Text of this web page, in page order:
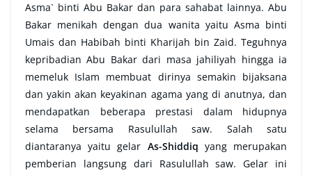
Asma` binti Abu Bakar dan para sahabat lainnya. Abu
Bakar menikah dengan dua wanita yaitu Asma binti
Umais dan Habibah binti Kharijah bin Zaid. Teguhnya
kepribadian Abu Bakar dari masa jahiliyah hingga ia
memeluk Islam membuat dirinya semakin bijaksana
dan yakin akan keyakinan agama yang di anutnya, dan
mendapatkan beberapa prestasi dalam hidupnya
selama bersama Rasulullah saw. Salah satu
diantaranya yaitu gelar As-Shiddiq yang merupakan
pemberian langsung dari Rasulullah saw. Gelar ini